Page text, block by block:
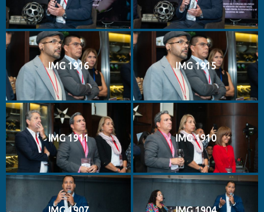
IMG 1916 IMG 1915
IMG 1911 IMG 1910